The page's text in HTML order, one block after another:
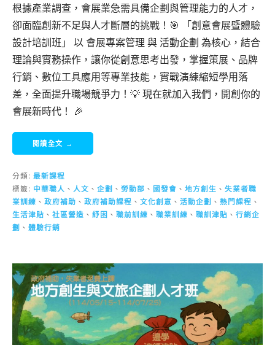
根據產業調查，會展業急需具備企劃與管理能力的人才，
卻面臨創新不足與人才斷層的挑戰！🎯 「創意會展暨體驗
設計培訓班」 以 會展專案管理 與 活動企劃 為核心，結合
理論與實務操作，讓你從創意思考出發，掌握策展、品牌
行銷、數位工具應用等專業技能，實戰演練縮短學用落
差，全面提升職場競爭力！💡 現在就加入我們，開創你的
會展新時代！ 🎉
閱讀全文 →
分類: 最新課程
標籤: 中華職人 、 人文 、 企劃 、 勞動部 、 國發會 、 地方創生 、 失業者職
業訓練 、 政府補助 、 政府補助課程 、 文化創意 、 活動企劃 、 熱門課程 、
生活津貼 、 社區營造 、 紓困 、 職前訓練 、 職業訓練 、 職訓津貼 、 行銷企
劃 、 體驗行銷